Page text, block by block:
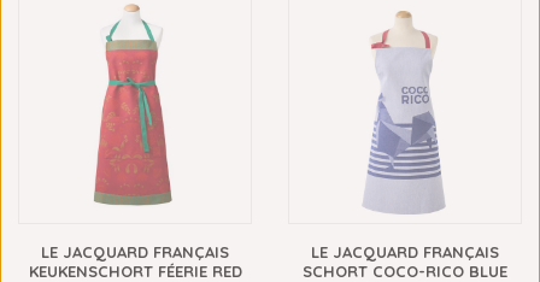
LE JACQUARD FRANÇAIS
KEUKENSCHORT FÉERIE RED
LE JACQUARD FRANÇAIS
SCHORT COCO-RICO BLUE